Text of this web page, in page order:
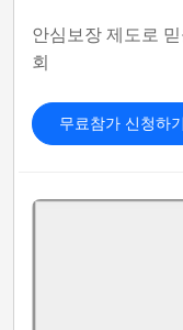
안심보장 제도로
회
무료참가 신청하기